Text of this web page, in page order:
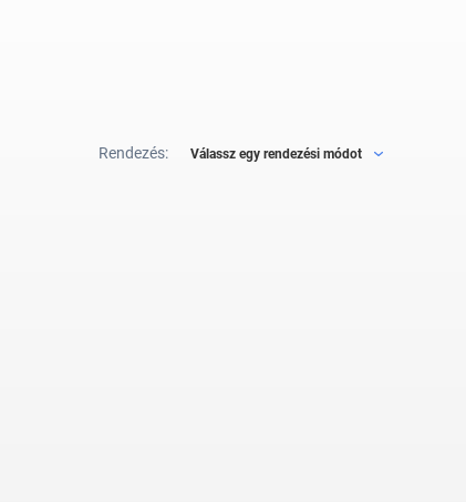
Rendezés: Válassz egy rendezési módot